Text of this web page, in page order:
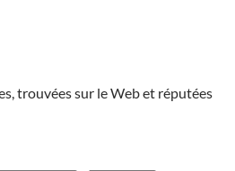
trouvées sur le Web et réputées